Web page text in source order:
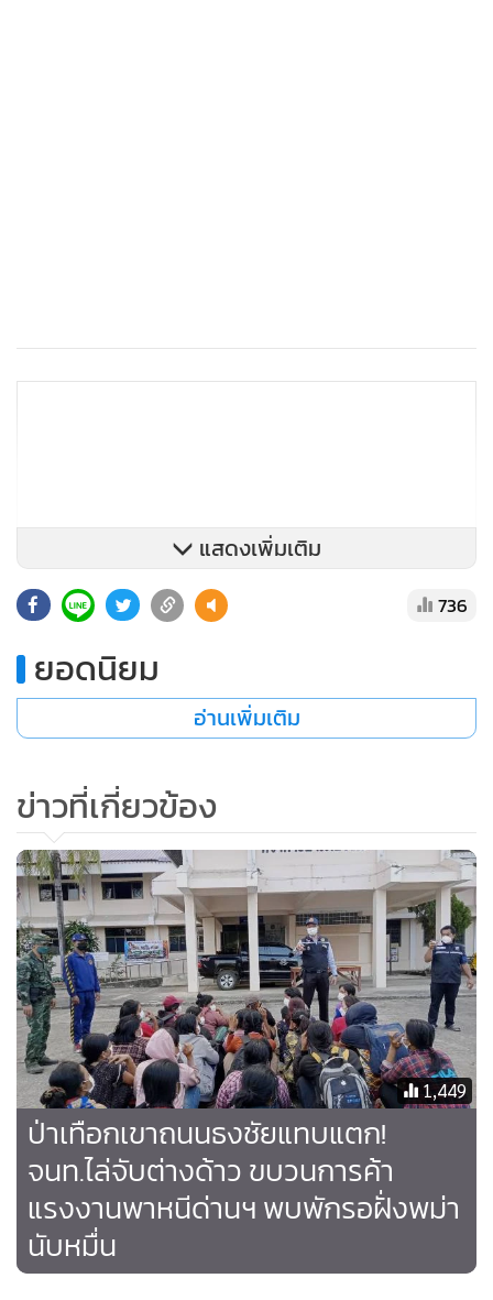
นายอำเภอวังเจ้าสอบถามแรงงานหญิงชาวเมียนมา อายุ 43 ปี
โดยมี ร.ต.พัฒนา ช่างล้อ หัวหน้าชุดลาดตระเวนระยะไกลที่ 2
กองกำลังนเรศวร ซึ่งสามารถพูดคุยภาษาเมียนมาได้เป็นล่ามแปล
ทราบว่าแรงงานต่างด้าวกลุ่มนี้ต้องจ่ายค่านำพาให้กลุ่มนายหน้า
ในราคาหัวละ 24,000-30,000 บาท เพื่อให้นำส่งปลายทาง
กรุงเทพฯ สมุทรสาคร สมุทรปราการ
โดยได้เดินทางจากเมียนมา ข้ามแม่น้ำเมยที่เริ่มแห้งแล้วลัดเลาะ
ผ่านเส้นทางตามธรรมชาติ เมื่อถึงฝั่งไทยจะมีรถยนต์กระบะมา
รับและนำไปปล่อยให้ลงรถบริเวณชายป่าหลังหมู่บ้านแห่งหนึ่ง
ใกล้ๆ กับ อ.แม่สอด จากนั้นมีนายหน้านำทางพาเดินเท้าเข้าป่า
ผ่านหุบเขา รวม 8 วัน แต่ละวันระหว่างเดินทางทุกคนได้กินเพียง
บะหมี่กึ่งสำเร็จรูปที่ซื้อมาเอง และน้ำจากลำธารเท่านั้น ไม่ได้กิน
ข้าวแม้แต่มื้อเดียว เพราะกลุ่มคนนำพาจะทำหน้าที่เพียงนำทาง
แสดงเพิ่มเติม
736
ยอดนิยม
อ่านเพิ่มเติม
ข่าวที่เกี่ยวข้อง
1,449
ป่าเทือกเขาถนนธงชัยแทบแตก!
จนท.ไล่จับต่างด้าว ขบวนการค้า
แรงงานพาหนีด่านฯ พบพักรอฝั่งพม่า
นับหมื่น